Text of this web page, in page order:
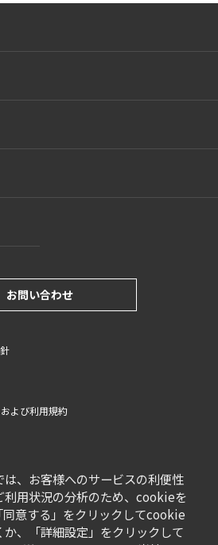
は、お客様へのサービスの利便性
利用状況の分析のため、cookieを
意する」をクリックしてcookie
、「詳細設定」をクリックして
お問い合わせ
よび利用規約